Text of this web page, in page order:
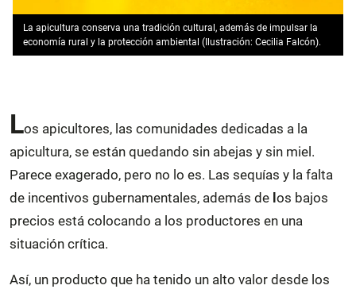
La apicultura conserva una tradición cultural, además de impulsar la
economía rural y la protección ambiental (Ilustración: Cecilia Falcón).
Los apicultores, las comunidades dedicadas a la
apicultura, se están quedando sin abejas y sin miel.
Parece exagerado, pero no lo es. Las sequías y la falta
de incentivos gubernamentales, además de los bajos
precios está colocando a los productores en una
situación crítica.
Así, un producto que ha tenido un alto valor desde los